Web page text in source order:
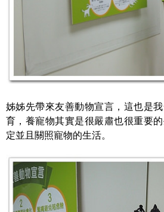
姊姊先帶來友善動物宣言，這也是
育，養寵物其實是很嚴肅也很重要
定並且關照寵物的生活。